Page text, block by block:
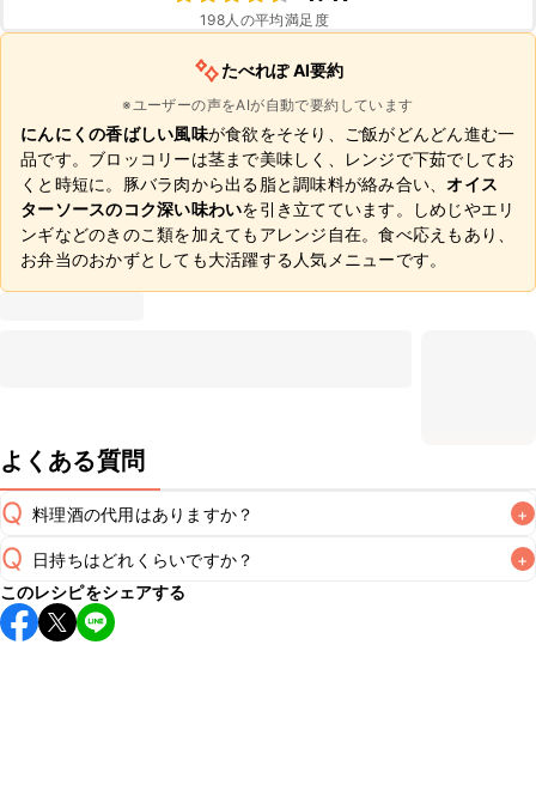
198人の平均満足度
たべれぽ AI要約
※ユーザーの声をAIが自動で要約しています
にんにくの香ばしい風味が食欲をそそり、ご飯がどんどん進む一
品です。ブロッコリーは茎まで美味しく、レンジで下茹でしてお
くと時短に。豚バラ肉から出る脂と調味料が絡み合い、オイス
ターソースのコク深い味わいを引き立てています。しめじやエリ
ンギなどのきのこ類を加えてもアレンジ自在。食べ応えもあり、
お弁当のおかずとしても大活躍する人気メニューです。
よくある質問
Q 料理酒の代用はありますか？ +
A
Q 日持ちはどれくらいですか？ +
保存期間は冷蔵で翌日中が目安です。なるべくお早めにお召
し上がりください。
このレシピをシェアする